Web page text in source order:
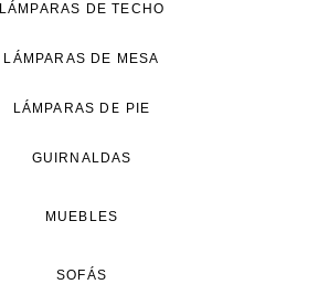
LÁMPARAS DE TECHO
LÁMPARAS DE MESA
LÁMPARAS DE PIE
GUIRNALDAS
MUEBLES
SOFÁS